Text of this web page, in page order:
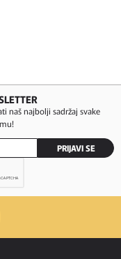
naš najbolji sadržaj svake
PRIJAVI SE